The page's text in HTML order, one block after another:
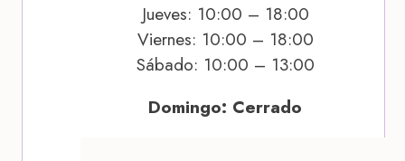
Jueves: 10:00 – 18:00
Viernes: 10:00 – 18:00
Sábado: 10:00 – 13:00
Domingo: Cerrado